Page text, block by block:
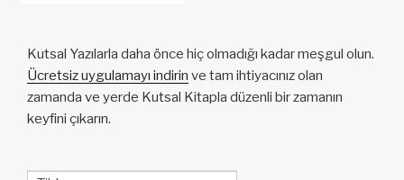
Kutsal Yazılarla daha önce hiç olmadığı kadar meşgul olun.
Ücretsiz uygulamayı indirin ve tam ihtiyacınız olan
zamanda ve yerde Kutsal Kitapla düzenli bir zamanın
keyfini çıkarın.